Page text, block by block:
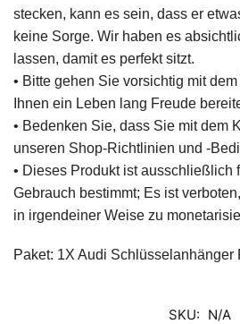
stecken, kann es sein, dass er
keine Sorge. Wir haben es
lassen, damit es perfekt sitzt.
• Bitte gehen Sie vorsichtig mit
Ihnen ein Leben lang Freude
• Bedenken Sie, dass Sie mit dem
unseren Shop-Richtlinien und -
• Dieses Produkt ist ausschließlich
Gebrauch bestimmt; Es ist
in irgendeiner Weise zu
Paket: 1X Audi Schlüsselanhänger
SKU: N/A